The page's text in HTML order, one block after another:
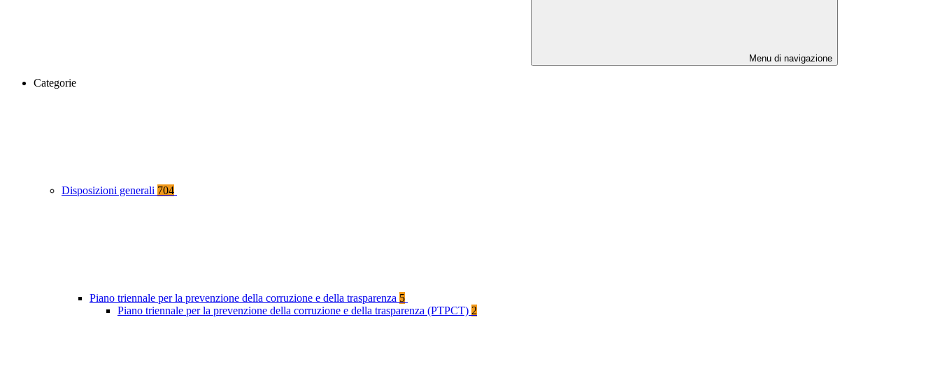
Menu di navigazione
Categorie
Disposizioni generali 704
Piano triennale per la prevenzione della corruzione e della trasparenza 5
Piano triennale per la prevenzione della corruzione e della trasparenza (PTPCT) 2